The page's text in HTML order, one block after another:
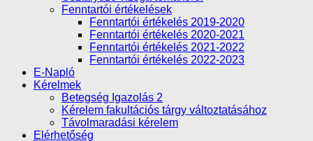
Fenntartói értékelések
Fenntartói értékelés 2019-2020
Fenntartói értékelés 2020-2021
Fenntartói értékelés 2021-2022
Fenntartói értékelés 2022-2023
E-Napló
Kérelmek
Betegség Igazolás 2
Kérelem fakultációs tárgy változtatásához
Távolmaradási kérelem
Elérhetőség